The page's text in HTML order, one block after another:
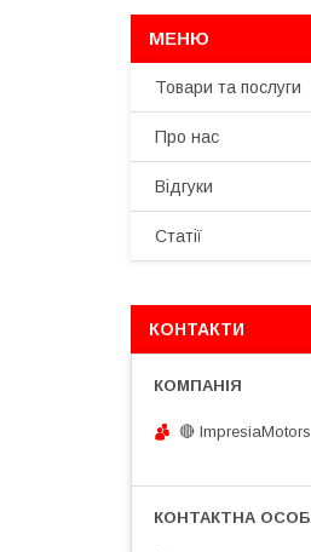
Товари та послуги
Про нас
Відгуки
Статії
КОНТАКТИ
🔴 ImpresiaMotors